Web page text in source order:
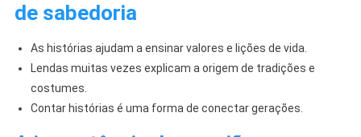
de sabedoria
As histórias ajudam a ensinar valores e lições de vida.
Lendas muitas vezes explicam a origem de tradições e
costumes.
Contar histórias é uma forma de conectar gerações.